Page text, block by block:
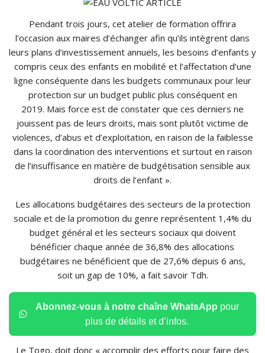
Pendant trois jours, cet atelier de formation offrira
l’occasion aux maires d’échanger afin qu’ils intègrent dans
leurs plans d’investissement annuels, les besoins d’enfants y
compris ceux des enfants en mobilité et l’affectation d’une
ligne conséquente dans les budgets communaux pour leur
protection sur un budget public plus conséquent en
2019. Mais force est de constater que ces derniers ne
jouissent pas de leurs droits, mais sont plutôt victime de
violences, d’abus et d’exploitation, en raison de la faiblesse
dans la coordination des interventions et surtout en raison
de l’insuffisance en matière de budgétisation sensible aux
droits de l’enfant ».
Les allocations budgétaires des secteurs de la protection
sociale et de la promotion du genre représentent 1,4% du
budget général et les secteurs sociaux qui doivent
bénéficier chaque année de 36,8% des allocations
budgétaires ne bénéficient que de 27,6% depuis 6 ans,
soit un gap de 10%, a fait savoir Tdh.
Abonnez-vous à notre chaîne WhatsApp pour
plus de détails et d’infos.
Le Togo, doit donc « accomplir des efforts pour faire des